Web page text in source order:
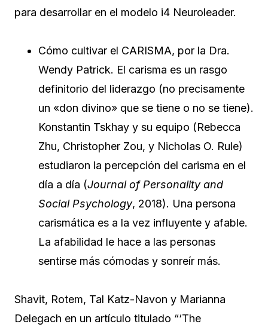
para desarrollar en el modelo i4 Neuroleader.
Cómo cultivar el CARISMA, por la Dra.
Wendy Patrick. El carisma es un rasgo
definitorio del liderazgo (no precisamente
un «don divino» que se tiene o no se tiene).
Konstantin Tskhay y su equipo (Rebecca
Zhu, Christopher Zou, y Nicholas O. Rule)
estudiaron la percepción del carisma en el
día a día (Journal of Personality and
Social Psychology, 2018). Una persona
carismática es a la vez influyente y afable.
La afabilidad le hace a las personas
sentirse más cómodas y sonreír más.
Shavit, Rotem, Tal Katz-Navon y Marianna
Delegach en un artículo titulado “‘The